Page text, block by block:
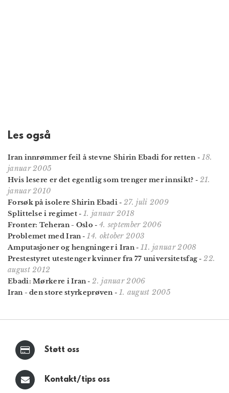
Les også
Iran innrømmer feil å stevne Shirin Ebadi for retten- 18.
januar 2005
Hvis lesere er det egentlig som trenger mer innsikt? - 21.
januar 2010
Forsøk på isolere Shirin Ebadi - 27. juli 2009
Splittelse i regimet - 1. januar 2018
Fronter: Teheran - Oslo - 4. september 2006
Problemet med Iran-14. oktober 2003
Amputasjoner og hengninger i Iran- 11. januar 2008
Prestestyret utestenger kvinner fra 77 universitetsfag -22.
august 2012
Ebadi: Mørkere i Iran-2. januar 2006
Iran - den store styrkeprøven- 1. august 2005
Støtt oss
Kontakt/tips oss